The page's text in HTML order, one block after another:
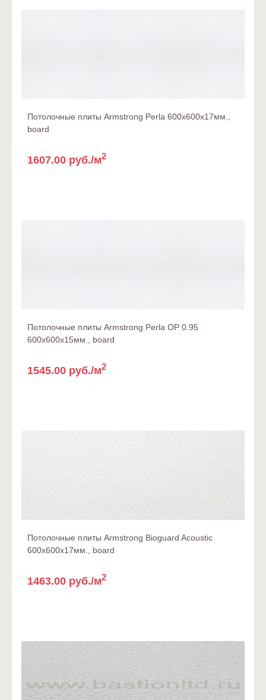
Потолочные плиты Armstrong Perla 600х600х17мм.,
board
1607.00 руб./м2
Потолочные плиты Armstrong Perla OP 0.95
600х600х15мм., board
1545.00 руб./м2
Потолочные плиты Armstrong Bioguard Acoustic
600x600x17мм., board
1463.00 руб./м2